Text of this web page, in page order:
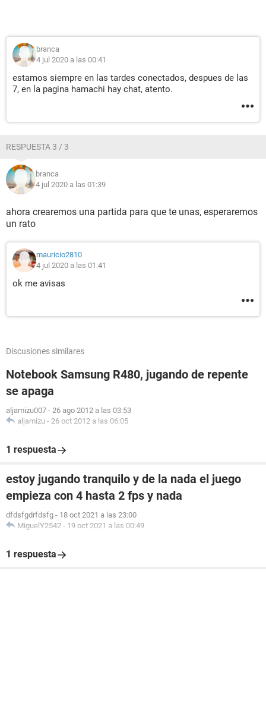
branca
4 jul 2020 a las 00:41
estamos siempre en las tardes conectados, despues de las
7, en la pagina hamachi hay chat, atento.
RESPUESTA 3 / 3
branca
4 jul 2020 a las 01:39
ahora crearemos una partida para que te unas, esperaremos
un rato
mauricio2810
4 jul 2020 a las 01:41
ok me avisas
Discusiones similares
Notebook Samsung R480, jugando de repente
se apaga
aljamizu007 - 26 ago 2012 a las 03:53
aljamizu - 26 oct 2012 a las 06:05
1 respuesta
estoy jugando tranquilo y de la nada el juego
empieza con 4 hasta 2 fps y nada
dfdsfgdrfdsfg - 18 oct 2021 a las 23:00
MiguelY2542 - 19 oct 2021 a las 00:49
1 respuesta